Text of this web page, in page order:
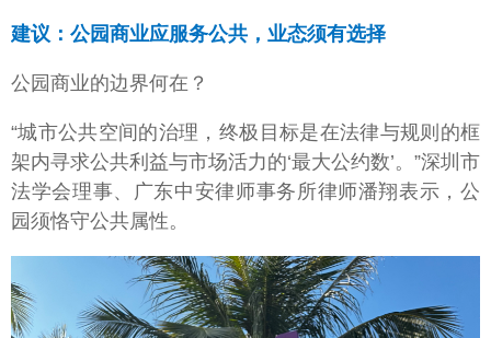
建议：公园商业应服务公共，业态须有选择
公园商业的边界何在？
“城市公共空间的治理，终极目标是在法律与规则的框
架内寻求公共利益与市场活力的‘最大公约数’。”深圳市
法学会理事、广东中安律师事务所律师潘翔表示，公
园须恪守公共属性。